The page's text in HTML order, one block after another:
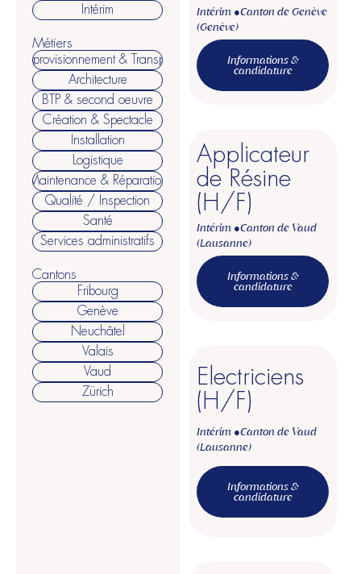
Intérim
Métiers
Approvisionnement & Transport
Architecture
BTP & second oeuvre
Création & Spectacle
Installation
Logistique
Maintenance & Réparation
Qualité / Inspection
Santé
Services administratifs
Cantons
Fribourg
Genève
Neuchâtel
Valais
Vaud
Zürich
Intérim ●Canton de Genève
(Genève)
Informations &
candidature
Applicateur
de Résine
(H/F)
Intérim ●Canton de Vaud
(Lausanne)
Informations &
candidature
Electriciens
(H/F)
Intérim ●Canton de Vaud
(Lausanne)
Informations &
candidature